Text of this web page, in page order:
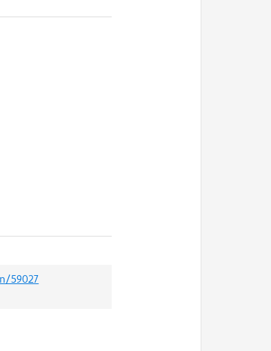
59027